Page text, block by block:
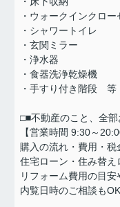
・ウォークインクロー
・シャワートイレ
・玄関ミラー
・浄水器
・食器洗浄乾燥機
・手すり付き階段 等
□■不動産のこと、全
【営業時間 9:30～
購入の流れ・費用・税
住宅ローン・住み替
リフォーム費用の目安
内覧日時のご相談もOK